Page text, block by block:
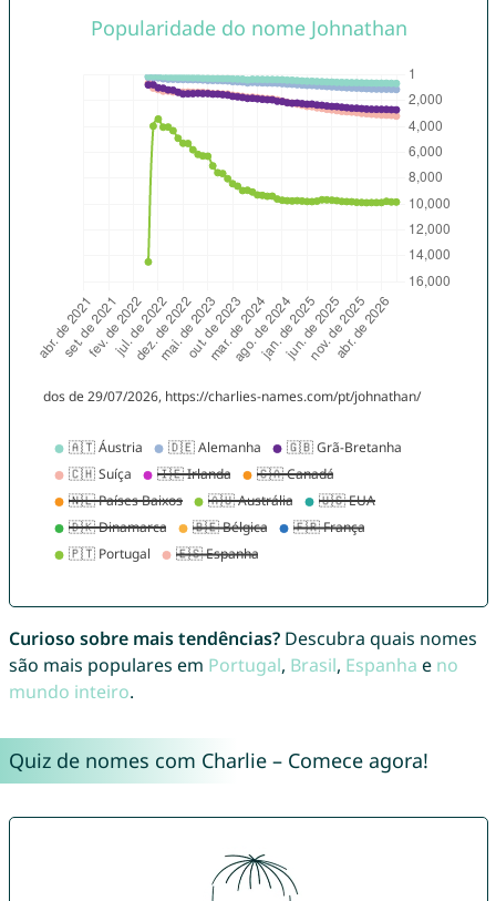
Curioso sobre mais tendências?Descubra quais nomes
são mais populares em Portugal, Brasil, Espanha e no
mundo inteiro.
Quiz de nomes com Charlie – Comece agora!